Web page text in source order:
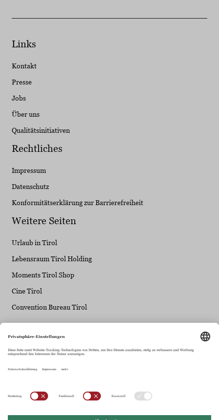
Links
Kontakt
Presse
Jobs
Über uns
Qualitätsinitiativen
Rechtliches
Impressum
Datenschutz
Konformitätserklärung zur Barrierefreiheit
Weitere Seiten
Urlaub in Tirol
Lebensraum Tirol Holding
Moments Tirol Shop
Cine Tirol
Convention Bureau Tirol
Maria-Theresien-Straße 55 • 6020 Innsbruck